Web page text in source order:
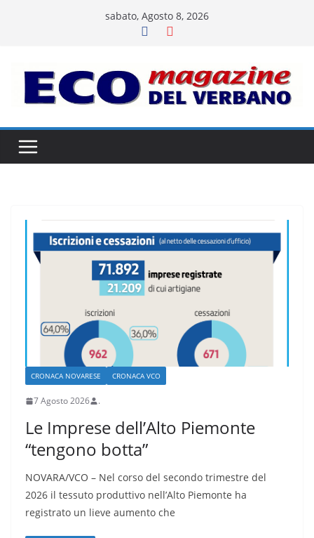
sabato, Agosto 8, 2026
CRONACA NOVARESE CRONACA VCO
7 Agosto 2026 .
Le Imprese dell’Alto Piemonte
“tengono botta”
NOVARA/VCO – Nel corso del secondo trimestre del
2026 il tessuto produttivo nell’Alto Piemonte ha
registrato un lieve aumento che